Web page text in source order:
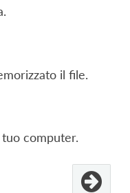
il file.
computer.